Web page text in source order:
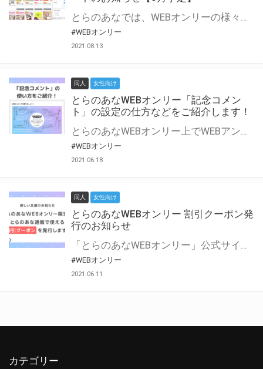
とらのあなでは、WEBオンリーの様々な支援を実施しています。 今回は2021年9月に実装を予定しているアップデート情報についてご紹介いたします。 とらのあなWEBオンリーサイトはこちら
#WEBオンリー
2021.08.13
同人 女性向け
とらのあなWEBオンリー「記念コメン
ト」の設定の仕方などをご紹介します！
とらのあなWEBオンリー上でWEBアンソロジーが作成できる「記念コメント」について、その使い方や作成手順を解説します！ 支援タイプを「サークル参加型」「サークル参加型・マルシェ(イベント会場)機能付き」でお申し込みいただいている主催者様はぜひご活用ください♪ とらのあなWEBオンリーサイトはこちら
#WEBオンリー
2021.06.18
同人 女性向け
とらのあなWEBオンリー 割引クーポン発
行のお知らせ
「とらのあなWEBオンリー」公式サイトでとらのあな通販の「割引クーポン」を配布中！ イベントごとに開催当日限定で使える割引クーポンのシリアルコードを発行します。 とらのあなWEBオンリーのページをチェックして、イベント当日にお得にお買い物を楽しみましょう♪ ※本キャンペーンは予告なく終了する場合がございます。 とらのあなWEBオンリーサイトはこちら
#WEBオンリー
2021.06.11
カテゴリー